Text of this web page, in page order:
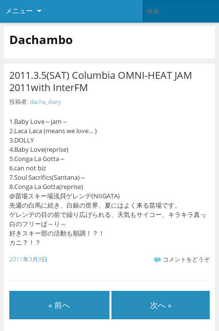
メニュー
Dachambo
2011.3.5(SAT) Columbia OMNI-HEAT JAM
2011with InterFM
投稿者: dacha_diary
1.Baby Love～jam～
2.Laca Laca (means we love… )
3.DOLLY
4.Baby Love(reprise)
5.Conga La Gotta～
6.can not biz
7.Soul Sacrifics(Santana)～
8.Conga La Gotta(reprise)
@苗場スキー場浅貝ゲレンデ(NIIGATA)
先週の白馬に続き、白銀の世界、夏にはよく来る苗場です。
ゲレンデの目の前で繰り広げられる、天気もサイコー、キラキラ真っ
白のフリーぱ～り～
好きスキー部の活動も順調！？！
カニ？！？
2011年3月9日 コメントをどうぞ
« 前へ 次へ »